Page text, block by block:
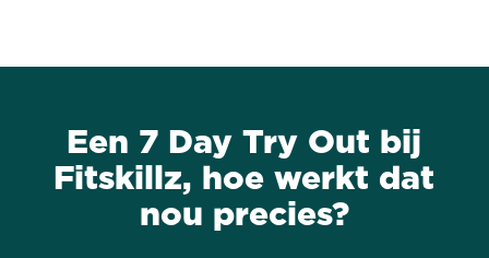
Een 7 Day Try Out bij
Fitskillz, hoe werkt dat
nou precies?